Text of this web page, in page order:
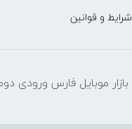
شرایط و قوانین